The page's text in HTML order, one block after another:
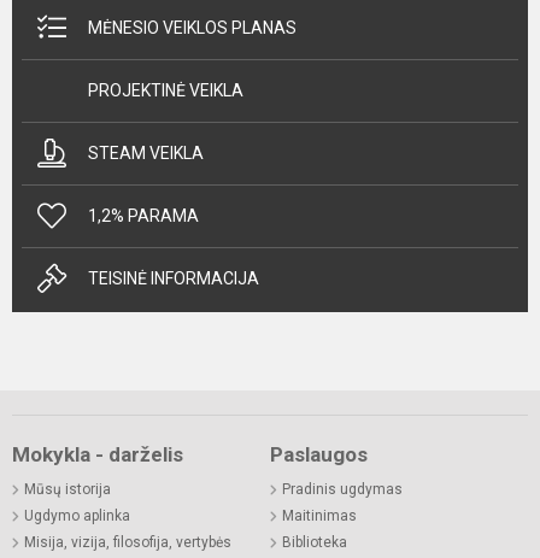
MĖNESIO VEIKLOS PLANAS
PROJEKTINĖ VEIKLA
STEAM VEIKLA
1,2% PARAMA
TEISINĖ INFORMACIJA
Mokykla - darželis
Mūsų istorija
Ugdymo aplinka
Misija, vizija, filosofija, vertybės
Paslaugos
Pradinis ugdymas
Maitinimas
Biblioteka